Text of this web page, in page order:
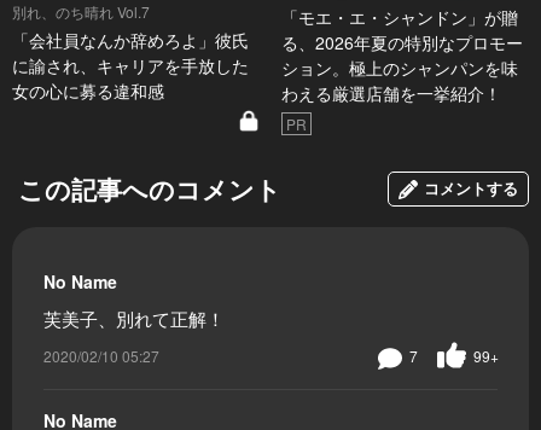
別れ、のち晴れ Vol.7
「会社員なんか辞めろよ」彼氏
に諭され、キャリアを手放した
女の心に募る違和感
「モエ・エ・シャンドン」が贈
る、2026年夏の特別なプロモー
ション。極上のシャンパンを味
わえる厳選店舗を一挙紹介！
PR
この記事へのコメント コメントする
No Name
芙美子、別れて正解！
2020/02/10 05:27 99+
7
No Name